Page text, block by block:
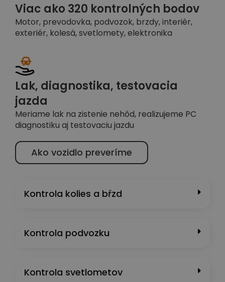
Viac ako 320 kontrolných bodov
Motor, prevodovka, podvozok, brzdy, interiér,
exteriér, kolesá, svetlomety, elektronika
Lak, diagnostika, testovacia
jazda
Meriame lak na zistenie nehôd, realizujeme PC
diagnostiku aj testovaciu jazdu
Ako vozidlo preveríme
Kontrola kolies a bŕzd
Kontrola podvozku
Kontrola svetlometov